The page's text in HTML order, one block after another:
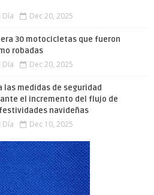
Día Dec 20, 2025
30 motocicletas que fueron
robadas
Día Dec 20, 2025
las medidas de seguridad
el incremento del flujo de
navideñas
Día Dec 10, 2025